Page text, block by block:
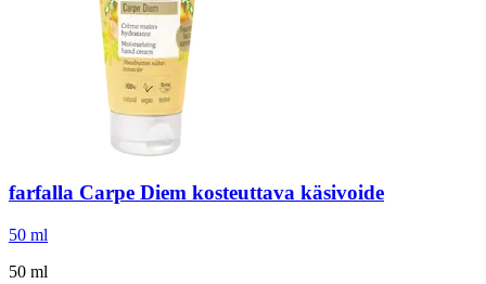
farfalla Carpe Diem kosteuttava käsivoide
50 ml
50 ml